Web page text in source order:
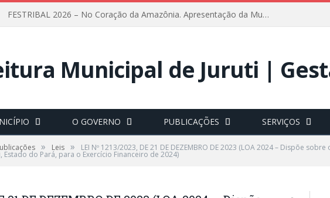
FESTRIBAL 2026 – No Coração da Amazônia. Apresentação da Munduruku.
O GOVERNO PUBLICAÇÕES SERVIÇOS
» Leis » LEI Nº 1213/2023, DE 21 DE DEZEMBRO DE 2023 (LOA 2024 – Dispõe
do Pará, para o Exercício Financeiro de 2024)